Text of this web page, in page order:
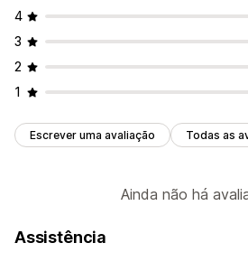
4
3
2
1
Escrever uma avaliação Todas as
Ainda não há
Assistência